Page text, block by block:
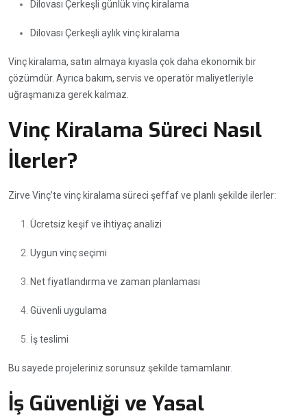
Dilovası Çerkeşli günlük vinç kiralama
Dilovası Çerkeşli aylık vinç kiralama
Vinç kiralama, satın almaya kıyasla çok daha ekonomik bir
çözümdür. Ayrıca bakım, servis ve operatör maliyetleriyle
uğraşmanıza gerek kalmaz.
Vinç Kiralama Süreci Nasıl
İlerler?
Zirve Vinç’te vinç kiralama süreci şeffaf ve planlı şekilde ilerler:
Ücretsiz keşif ve ihtiyaç analizi
Uygun vinç seçimi
Net fiyatlandırma ve zaman planlaması
Güvenli uygulama
İş teslimi
Bu sayede projeleriniz sorunsuz şekilde tamamlanır.
İş Güvenliği ve Yasal